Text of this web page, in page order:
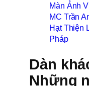
Màn Ảnh
MC Trần
Hạt Thiện
Pháp
Dàn
Những